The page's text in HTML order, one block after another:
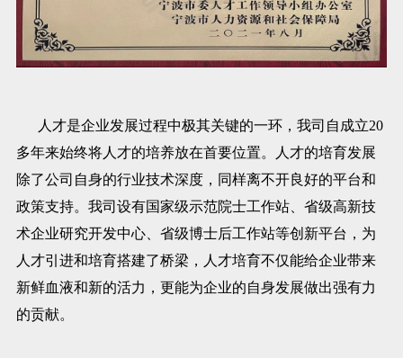
人才是企业发展过程中极其关键的一环，我司自成立20
多年来始终将人才的培养放在首要位置。人才的培育发展
除了公司自身的行业技术深度，同样离不开良好的平台和
政策支持。我司设有国家级示范院士工作站、省级高新技
术企业研究开发中心、省级博士后工作站等创新平台，为
人才引进和培育搭建了桥梁，人才培育不仅能给企业带来
新鲜血液和新的活力，更能为企业的自身发展做出强有力
的贡献。